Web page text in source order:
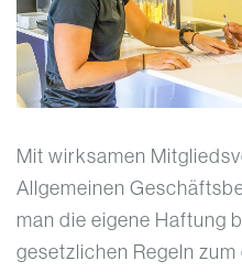
Mit wirksamen
Allgemeinen
man die eigene Haftung
gesetzlichen Regeln zum